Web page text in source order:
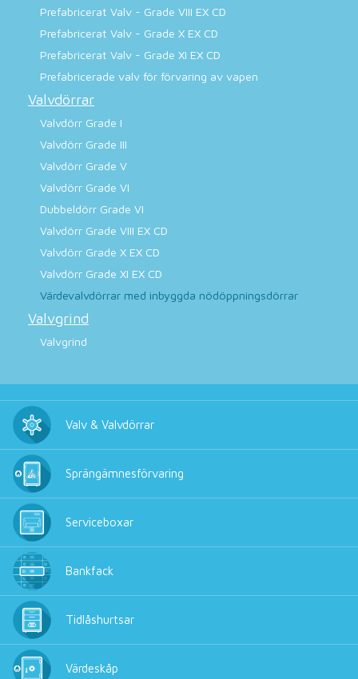
Prefabricerat Valv - Grade VIII EX CD
Prefabricerat Valv - Grade X EX CD
Prefabricerat Valv - Grade XI EX CD
Prefabricerade valv för förvaring av vapen
Valvdörrar
Valvdörr Grade I
Valvdörr Grade III
Valvdörr Grade V
Valvdörr Grade VI
Dubbeldörr Grade VI
Valvdörr Grade VIII EX CD
Valvdörr Grade X EX CD
Valvdörr Grade XI EX CD
Värdevalvdörrar med inbyggda nödöppningsdörrar
Valvgrind
Valvgrind
Valv & Valvdörrar
Sprängämnesförvaring
Serviceboxar
Bankfack
Tidlåshurtsar
Värdeskåp